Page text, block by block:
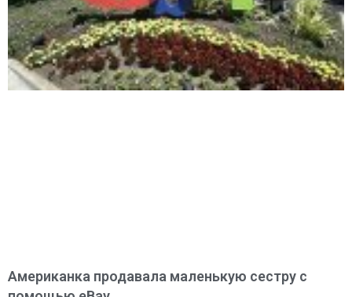
Американка продавала маленькую сестру с